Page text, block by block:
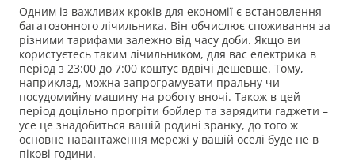
Одним із важливих кроків для економії є встановлення
багатозонного лічильника. Він обчислює споживання за
різними тарифами залежно від часу доби. Якщо ви
користуєтесь таким лічильником, для вас електрика в
період з 23:00 до 7:00 коштує вдвічі дешевше. Тому,
наприклад, можна запрограмувати пральну чи
посудомийну машину на роботу вночі. Також в цей
період доцільно прогріти бойлер та зарядити гаджети –
усе це знадобиться вашій родині зранку, до того ж
основне навантаження мережі у вашій оселі буде не в
пікові години.